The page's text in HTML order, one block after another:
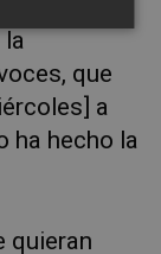
la
que
a
ha hecho la
quieran